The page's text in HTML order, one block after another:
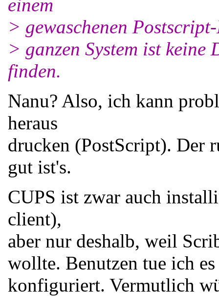
einem
> gewaschenen
> ganzen System ist keine
finden.
Nanu? Also, ich kann
heraus
drucken (PostScript). Der
gut ist's.
CUPS ist zwar auch
client),
aber nur deshalb, weil
wollte. Benutzen tue ich
konfiguriert. Vermutlich